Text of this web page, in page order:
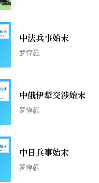
中法兵事始末
罗惇曧
中俄伊犁交涉始末
罗惇曧
中日兵事始末
罗惇曧